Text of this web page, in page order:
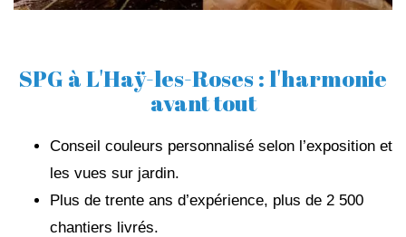
SPG à L'Haÿ-les-Roses : l'harmonie
avant tout
Conseil couleurs personnalisé selon l’exposition et
les vues sur jardin.
Plus de trente ans d’expérience, plus de 2 500
chantiers livrés.